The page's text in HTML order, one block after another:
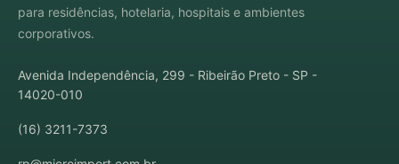
para residências, hotelaria, hospitais e ambientes
corporativos.
Avenida Independência, 299 - Ribeirão Preto - SP -
14020-010
(16) 3211-7373